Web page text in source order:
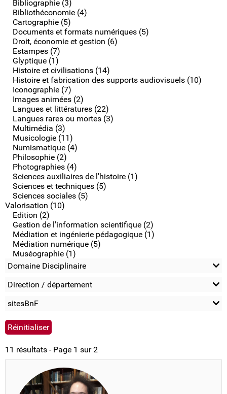
Bibliographie (3)
Bibliothéconomie (4)
Cartographie (5)
Documents et formats numériques (5)
Droit, économie et gestion (6)
Estampes (7)
Glyptique (1)
Histoire et civilisations (14)
Histoire et fabrication des supports audiovisuels (10)
Iconographie (7)
Images animées (2)
Langues et littératures (22)
Langues rares ou mortes (3)
Multimédia (3)
Musicologie (11)
Numismatique (4)
Philosophie (2)
Photographies (4)
Sciences auxiliaires de l'histoire (1)
Sciences et techniques (5)
Sciences sociales (5)
Valorisation (10)
Edition (2)
Gestion de l'information scientifique (2)
Médiation et ingénierie pédagogique (1)
Médiation numérique (5)
Muséographie (1)
Domaine Disciplinaire
Direction / département
sitesBnF
11 résultats - Page 1 sur 2